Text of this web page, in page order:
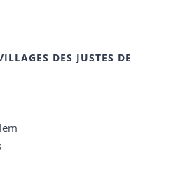
DES JUSTES DE